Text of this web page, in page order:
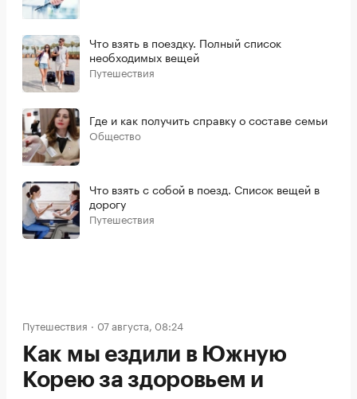
Что взять в поездку. Полный список
необходимых вещей
Путешествия
Где и как получить справку о составе семьи
Общество
Что взять с собой в поезд. Список вещей в
дорогу
Путешествия
Путешествия 07 августа, 08:24
Как мы ездили в Южную
Корею за здоровьем и